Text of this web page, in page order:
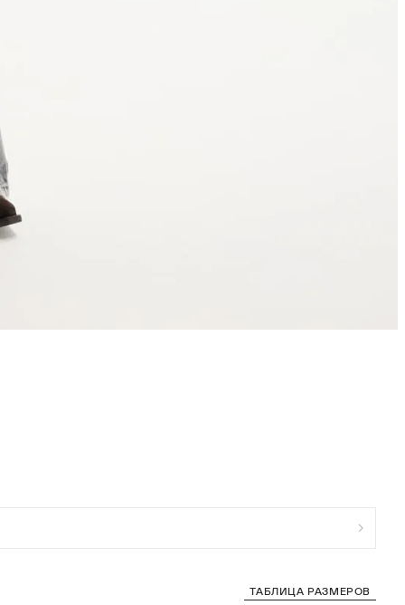
ТАБЛИЦА РАЗМЕРОВ